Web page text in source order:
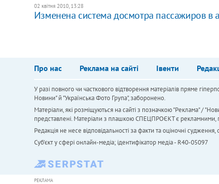
02 квітня 2010, 13:28
Изменена система досмотра пассажиров в
Про нас Реклама на сайті Івенти
У разі повного чи часткового відтворення матеріалів пряме
Новини" й "Українська Фото Група", заборонено.
Матеріали, які розміщуються на сайті з позначкою "Реклама" /
представлені. Матеріали з плашкою СПЕЦПРОЄКТ є рекламними,
Редакція не несе відповідальності за факти та оціночні
Cуб'єкт у сфері онлайн-медіа; ідентифікатор медіа - R40-05097
РЕКЛАМА